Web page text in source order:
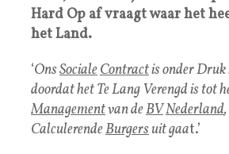
Hard Op af vraagt waar het
het Land.
‘OnsSocialeContractis onder
doordat het Te Lang Verengd is tot
Managementvan deBVNederland
CalculerendeBurgersuit gaat.’